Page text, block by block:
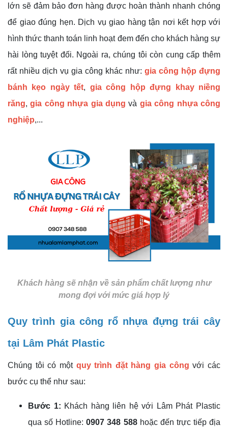
lớn sẽ đảm bảo đơn hàng được hoàn thành nhanh chóng
để giao đúng hẹn. Dịch vụ giao hàng tận nơi kết hợp với
hình thức thanh toán linh hoạt đem đến cho khách hàng sự
hài lòng tuyệt đối. Ngoài ra, chúng tôi còn cung cấp thêm
rất nhiều dịch vụ gia công khác như: gia công hộp đựng
bánh kẹo ngày tết, gia công hộp đựng khay niềng
răng,gia công nhựa gia dụng và gia công nhựa công
nghiệp,...
Khách hàng sẽ nhận về sản phẩm chất lượng như
mong đợi với mức giá hợp lý
Quy trình gia công rổ nhựa đựng trái cây
tại Lâm Phát Plastic
Chúng tôi có một quy trình đặt hàng gia công với các
bước cụ thể như sau:
Bước 1: Khách hàng liên hệ với Lâm Phát Plastic
qua số Hotline:0907 348 588hoặc đến trực tiếp địa